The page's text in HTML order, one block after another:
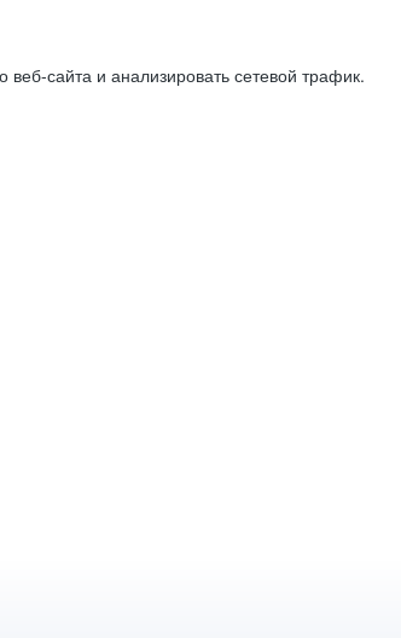
сайта и анализировать сетевой трафик.